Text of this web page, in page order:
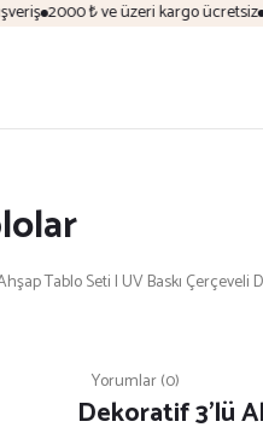
2000 ₺ ve üzeri kargo ücretsiz
Tablo Seti | UV Baskı
Yorumlar (0)
Dekoratif 3’lü